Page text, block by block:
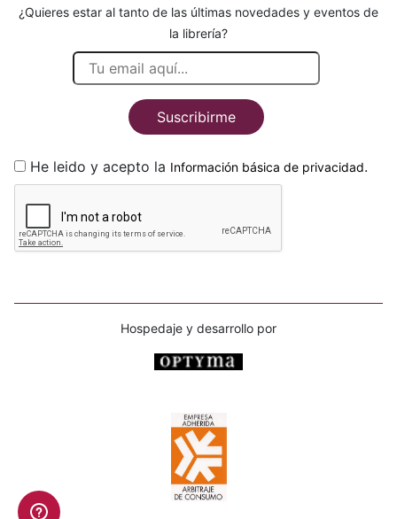
¿Quieres estar al tanto de las últimas novedades y eventos de
la librería?
Suscribirme
He leido y acepto la Información básica de privacidad.
Hospedaje y desarrollo por